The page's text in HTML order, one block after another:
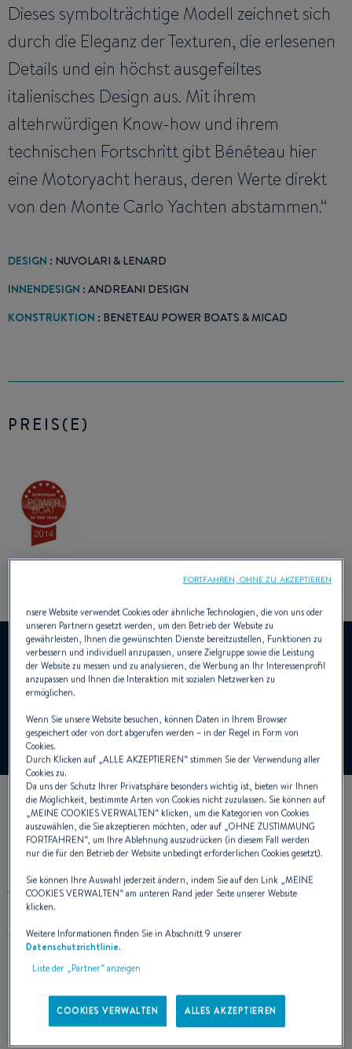
Dieses symbolträchtige Modell zeichnet sich
durch die Eleganz der Texturen, die erlesenen
Details und ein höchst ausgefeiltes
italienisches Design aus. Mit ihrem
altehrwürdigen Know-how und ihrem
technischen Fortschritt gibt Bénéteau hier
eine Motoryacht heraus, deren Werte direkt
von den Monte Carlo Yachten abstammen.“
DESIGN : NUVOLARI & LENARD
INNENDESIGN : ANDREANI DESIGN
KONSTRUKTION : BENETEAU POWER BOATS & MICAD
PREIS(E)
YouTube ist deaktiviert.
Um dieses Video anzuzeigen, müssen Sie zuvor die
Verwendung von Funktions-Cookies auf unserer Seite
AUSSENDESIGN
Die an die feine mediterrane Lebensart angelehnte Monte
Carlo 5 besitzt einzigartigen zeitlosen Charme. Die riesige, als
echter Lebensraum konzipierte schattige Flybridge
nsere Website verwendet Cookies oder ähnliche Technologien, die von uns oder
unseren Partnern gesetzt werden, um den Betrieb der Website zu
gewährleisten, Ihnen die gewünschten Dienste bereitzustellen, Funktionen zu
verbessern und individuell anzupassen, unsere Zielgruppe sowie die Leistung
der Website zu messen und zu analysieren, die Werbung an Ihr Interessenprofil
anzupassen und Ihnen die Interaktion mit sozialen Netzwerken zu
ermöglichen.
Wenn Sie unsere Website besuchen, können Daten in Ihrem Browser
gespeichert oder von dort abgerufen werden – in der Regel in Form von
Cookies.
Durch Klicken auf „ALLE AKZEPTIEREN“ stimmen Sie der Verwendung aller
Cookies zu.
Da uns der Schutz Ihrer Privatsphäre besonders wichtig ist, bieten wir Ihnen
die Möglichkeit, bestimmte Arten von Cookies nicht zuzulassen. Sie können auf
„MEINE COOKIES VERWALTEN“ klicken, um die Kategorien von Cookies
auszuwählen, die Sie akzeptieren möchten, oder auf „OHNE ZUSTIMMUNG
FORTFAHREN“, um Ihre Ablehnung auszudrücken (in diesem Fall werden
nur die für den Betrieb der Website unbedingt erforderlichen Cookies gesetzt).
Sie können Ihre Auswahl jederzeit ändern, indem Sie auf den Link „MEINE
COOKIES VERWALTEN“ am unteren Rand jeder Seite unserer Website
klicken.
Weitere Informationen finden Sie in Abschnitt 9 unserer
Datenschutzrichtlinie.
Liste der „Partner“ anzeigen
COOKIES VERWALTEN ALLES AKZEPTIEREN
FORTFAHREN, OHNE ZU AKZEPTIEREN